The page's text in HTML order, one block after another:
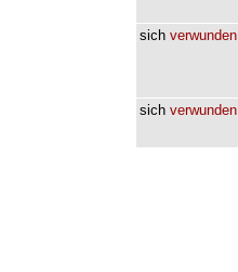
sich verwunden
sich verwunden